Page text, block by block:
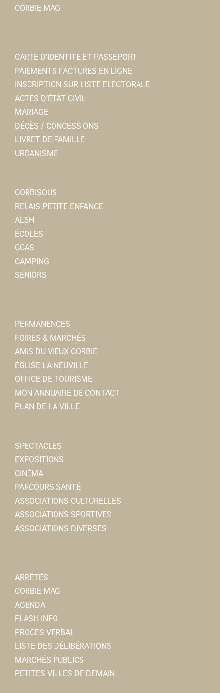
CORBIE MAG
CARTE D’IDENTITÉ ET PASSEPORT
PAIEMENTS FACTURES EN LIGNE
INSCRIPTION SUR LISTE ELECTORALE
ACTES D’ÉTAT CIVIL
MARIAGE
DÉCÈS / CONCESSIONS
LIVRET DE FAMILLE
URBANISME
CORBISOUS
RELAIS PETITE ENFANCE
ALSH
ÉCOLES
CCAS
CAMPING
SENIORS
PERMANENCES
FOIRES & MARCHÉS
AMIS DU VIEUX CORBIE
ÉGLISE LA NEUVILLE
OFFICE DE TOURISME
MON ANNUAIRE DE CONTACT
PLAN DE LA VILLE
SPECTACLES
EXPOSITIONS
CINÉMA
PARCOURS SANTÉ
ASSOCIATIONS CULTURELLES
ASSOCIATIONS SPORTIVES
ASSOCIATIONS DIVERSES
ARRÊTÉS
CORBIE MAG
AGENDA
FLASH INFO
PROCES VERBAL
LISTE DES DÉLIBÉRATIONS
MARCHÉS PUBLICS
PETITES VILLES DE DEMAIN